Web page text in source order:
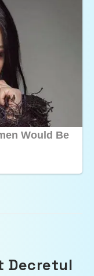
Decretul